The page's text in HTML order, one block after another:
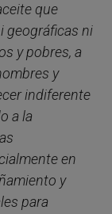
que
geográficas ni
y pobres, a
y
indiferente
a la
en
y
para